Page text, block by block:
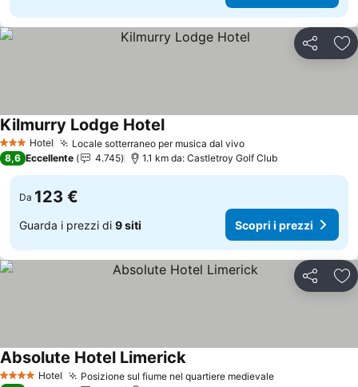
Condividi
3 StelleHotel Locale sotterraneo per musica dal vivoScopri i prezzi
Kilmurry Lodge HotelScopri i prezzi
8,6 Eccellente 4.745 1.1 km da: Castletroy Golf Club
Da 123 €
Guarda i prezzi di 9 siti Scopri i prezzi
Condividi
4 Stelle Hotel Posizione sul fiume nel quartiere medievaleScopri i
Absolute Hotel LimerickScopri i prezzi